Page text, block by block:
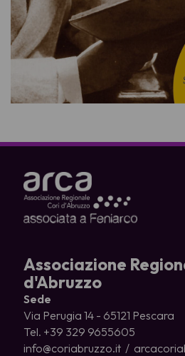
Associazione
d'Abruzzo
Sede
Via Perugia 14 - 65121 Pescara
Tel. +39 329 9655605
info@coriabruzzo.it /